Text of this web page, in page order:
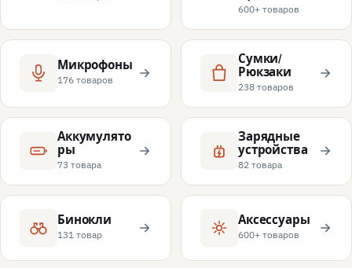
600+ товаров
Микрофоны
176 товаров
Сумки/
Рюкзаки
238 товаров
Аккумулято
ры
73 товара
Зарядные
устройства
82 товара
Бинокли
131 товар
Аксессуары
600+ товаров